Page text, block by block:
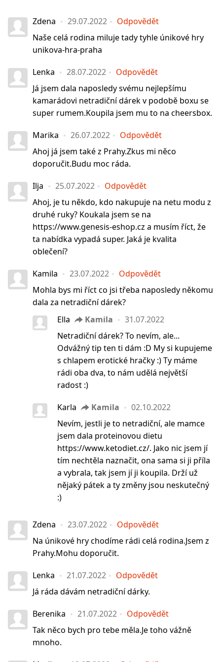
Zdena 29.07.2022
Odpovědět
Naše celá rodina miluje tady tyhle únikové hry
unikova-hra-praha
Lenka 28.07.2022
Odpovědět
Já jsem dala naposledy svému nejlepšímu
kamarádovi netradiční dárek v podobě boxu se
super rumem.Koupila jsem mu to na cheersbox.
Marika 26.07.2022
Odpovědět
Ahoj já jsem také z Prahy.Zkus mi něco
doporučit.Budu moc ráda.
Ilja 25.07.2022
Odpovědět
Ahoj, je tu někdo, kdo nakupuje na netu modu z
druhé ruky? Koukala jsem se na
https://www.genesis-eshop.cz a musím říct, že
ta nabídka vypadá super. Jaká je kvalita
oblečení?
Kamila 23.07.2022
Odpovědět
Mohla bys mi říct co jsi třeba naposledy někomu
dala za netradiční dárek?
Ella
Kamila
31.07.2022
Netradiční dárek? To nevím, ale...
Odvážný tip ten ti dám :D My si kupujeme
s chlapem erotické hračky :) Ty máme
rádi oba dva, to nám udělá největší
radost :)
Karla Kamila
02.10.2022
Nevím, jestli je to netradiční, ale mamce
jsem dala proteinovou dietu
https://www.ketodiet.cz/. Jako nic jsem jí
tím nechtěla naznačit, ona sama si ji příla
a vybrala, tak jsem jí ji koupila. Drží už
nějaký pátek a ty změny jsou neskutečný
:)
Zdena 23.07.2022
Odpovědět
Na únikové hry chodíme rádi celá rodina.Jsem z
Prahy.Mohu doporučit.
Lenka 21.07.2022
Odpovědět
Já ráda dávám netradiční dárky.
Berenika 21.07.2022
Odpovědět
Tak něco bych pro tebe měla.Je toho vážně
mnoho.